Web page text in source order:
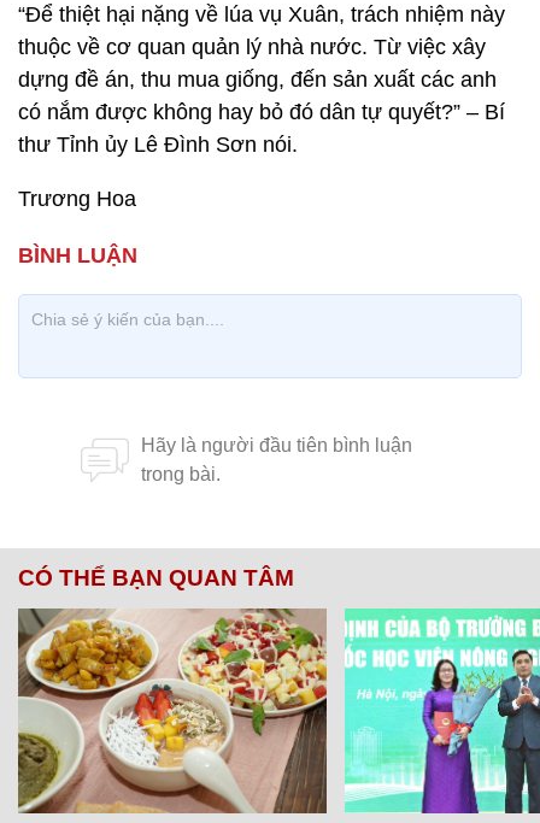
“Để thiệt hại nặng về lúa vụ Xuân, trách nhiệm này
thuộc về cơ quan quản lý nhà nước. Từ việc xây
dựng đề án, thu mua giống, đến sản xuất các anh
có nắm được không hay bỏ đó dân tự quyết?” – Bí
thư Tỉnh ủy Lê Đình Sơn nói.
Trương Hoa
CÓ THỂ BẠN QUAN TÂM